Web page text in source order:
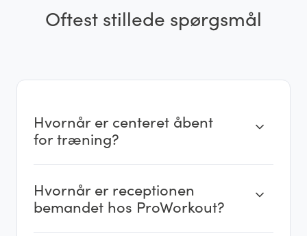
Oftest stillede spørgsmål
Hvornår er centeret åbent
for træning?
Hvornår er receptionen
bemandet hos ProWorkout?